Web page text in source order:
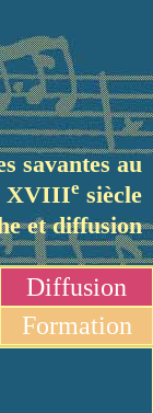
savantes au
XVIIIe siècle
et diffusion
Diffusion
Formation